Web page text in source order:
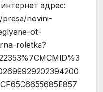
адрес:
presa/novini-
ot-
roletka?